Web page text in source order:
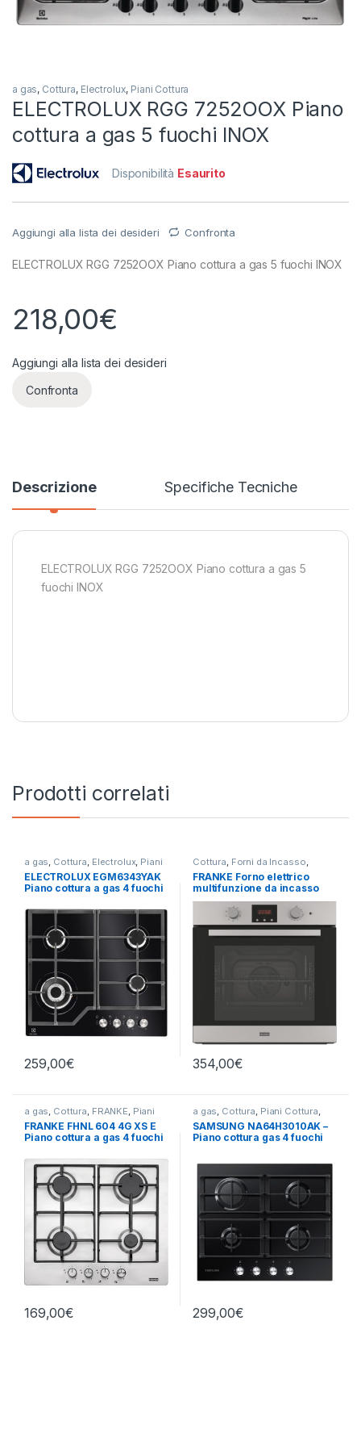
a gas, Cottura, Electrolux, Piani Cottura
ELECTROLUX RGG 7252OOX Piano
cottura a gas 5 fuochi INOX
Disponibilità Esaurito
Aggiungi alla lista dei desideri Confronta
ELECTROLUX RGG 7252OOX Piano cottura a gas 5 fuochi INOX
218,00€
Aggiungi alla lista dei desideri
Confronta
Descrizione Specifiche Tecniche
ELECTROLUX RGG 7252OOX Piano cottura a gas 5
fuochi INOX
Prodotti correlati
a gas, Cottura, Electrolux, Piani
Cottura
ELECTROLUX EGM6343YAK
Piano cottura a gas 4 fuochi
259,00€
Cottura, Forni da Incasso,
FRANKE
FRANKE Forno elettrico
multifunzione da incasso
FSL 86 H XS
354,00€
a gas, Cottura, FRANKE, Piani
Cottura
FRANKE FHNL 604 4G XS E
Piano cottura a gas 4 fuochi
169,00€
a gas, Cottura, Piani Cottura,
SAMSUNG
SAMSUNG NA64H3010AK –
Piano cottura gas 4 fuochi
299,00€